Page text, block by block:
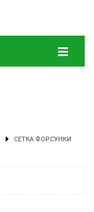
СЕТКА ФОРСУНКИ